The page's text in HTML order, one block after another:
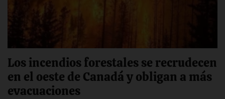
Los incendios forestales se recrudecen
en el oeste de Canadá y obligan a más
evacuaciones